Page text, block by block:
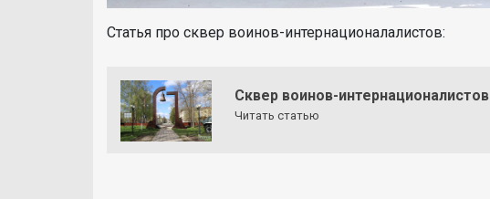
Статья про сквер воинов-интернационалалистов:
Сквер воинов-интернационалистов
Читать статью